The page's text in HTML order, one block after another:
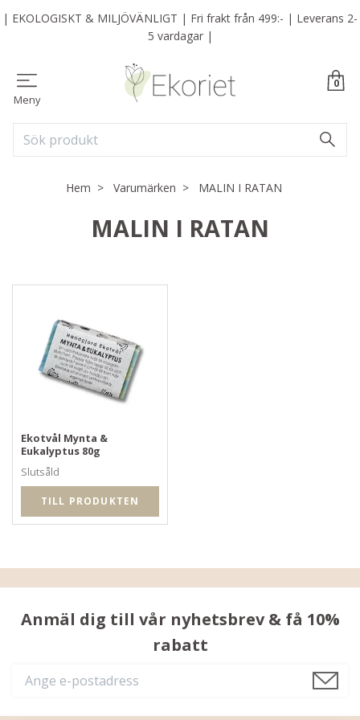
| EKOLOGISKT & MILJÖVÄNLIGT | Fri frakt från 499:- | Leverans 2-
5 vardagar |
Meny
0
Hem Varumärken MALIN I RATAN
MALIN I RATAN
Ekotvål Mynta &
Eukalyptus 80g
Slutsåld
TILL PRODUKTEN
Anmäl dig till vår nyhetsbrev & få 10%
rabatt